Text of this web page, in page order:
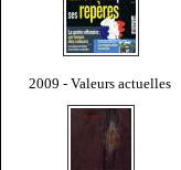
2009 - Valeurs actuelles